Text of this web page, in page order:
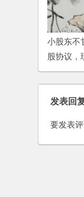
小股东不
股协议，
可行？
发表回
要发表